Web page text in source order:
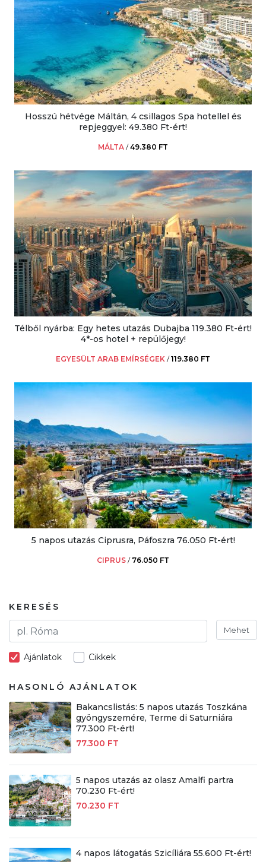
Hosszú hétvége Máltán, 4 csillagos Spa hotellel és
repjeggyel: 49.380 Ft-ért!
MÁLTA /49.380 FT
Télből nyárba: Egy hetes utazás Dubajba 119.380 Ft-ért!
4*-os hotel + repülőjegy!
EGYESÜLT ARAB EMÍRSÉGEK /119.380 FT
5 napos utazás Ciprusra, Páfoszra 76.050 Ft-ért!
CIPRUS / 76.050 FT
KERESÉS
Mehet
Ajánlatok Cikkek
HASONLÓ AJÁNLATOK
Bakancslistás: 5 napos utazás Toszkána
gyöngyszemére, Terme di Saturniára
77.300 Ft-ért!
77.300 FT
5 napos utazás az olasz Amalfi partra
70.230 Ft-ért!
70.230 FT
4 napos látogatás Szicíliára 55.600 Ft-ért!